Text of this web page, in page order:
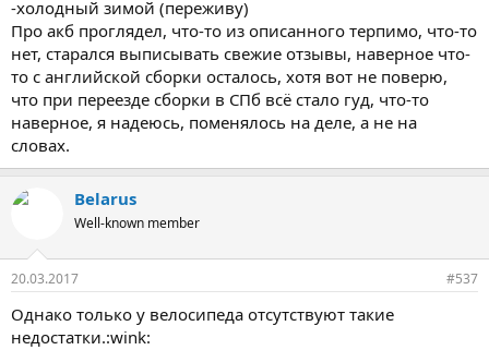
-холодный зимой (переживу)
Про акб проглядел, что-то из описанного терпимо, что-то
нет, старался выписывать свежие отзывы, наверное что-
то с английской сборки осталось, хотя вот не поверю,
что при переезде сборки в СПб всё стало гуд, что-то
наверное, я надеюсь, поменялось на деле, а не на
словах.
Belarus
Well-known member
20.03.2017 #537
Однако только у велосипеда отсутствуют такие
недостатки.:wink: